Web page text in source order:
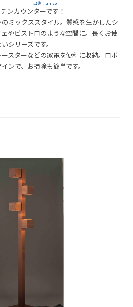
出典：unico
ンカウンターです！
ミックススタイル。質感を生かしたシ
やビストロのような空間に。長くお使
シリーズです。
スターなどの家電を便利に収納。ロボ
ンで、お掃除も簡単です。